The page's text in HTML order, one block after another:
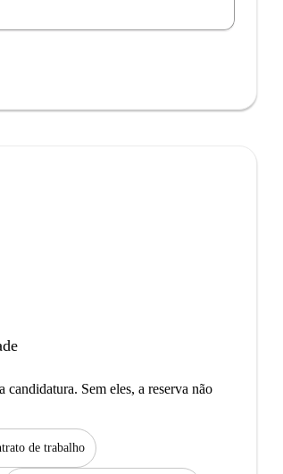
candidatura. Sem eles, a reserva não
de trabalho